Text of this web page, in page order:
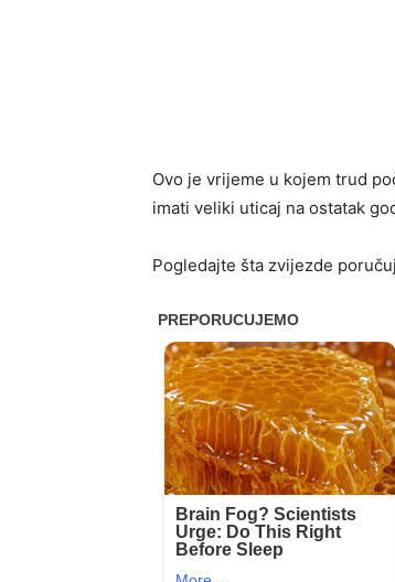
Ovo je vrijeme u kojem trud
imati veliki uticaj na ostatak
Pogledajte šta zvijezde